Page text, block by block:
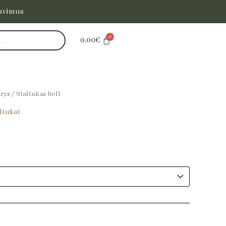
0.00€
/ Staliukas Bell